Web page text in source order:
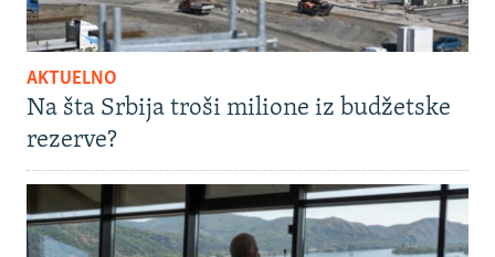
AKTUELNO
Na šta Srbija troši milione iz budžetske
rezerve?